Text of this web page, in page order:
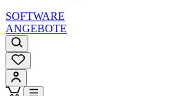
SOFTWARE
ANGEBOTE